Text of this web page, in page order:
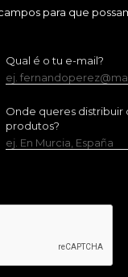
para que
Qual é o tu e-mail?
ej.
Onde queres distribuir
produtos?
ej. En Murcia, España